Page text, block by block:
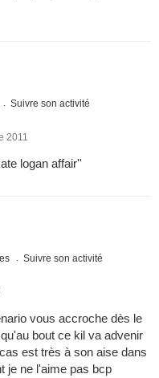
Suivre son activité
2011
logan affair''
Suivre son activité
vous accroche dès le
bout ce kil va advenir
est très à son aise dans
je ne l'aime pas bcp